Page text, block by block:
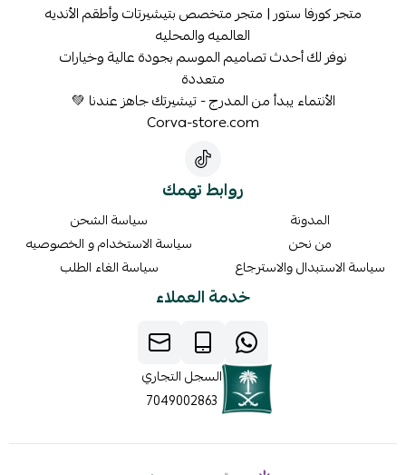
متجر كورفا ستور | متجر متخصص بتيشيرتات وأطقم الأنديه
العالميه والمحليه
نوفر لك أحدث تصاميم الموسم بجودة عالية وخيارات
متعددة
الأنتماء يبدأ من المدرج - تيشيرتك جاهز عندنا 💚
Corva-store.com
روابط تهمك
المدونة
من نحن
سياسة الاستبدال والاسترجاع
سياسة الشحن
سياسة الاستخدام و الخصوصيه
سياسة الغاء الطلب
خدمة العملاء
السجل التجاري
7049002863